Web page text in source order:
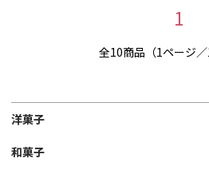
1
全10商品（1ページ／
洋菓子
和菓子